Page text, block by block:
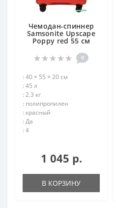
Чемодан-спиннер
Samsonite Upscape
Poppy red 55 см
0
: 40 × 55 × 20 см
: 45 л
: 2.3 кг
: полипропилен
: красный
: Да
: 4
1 045 р.
В КОРЗИНУ